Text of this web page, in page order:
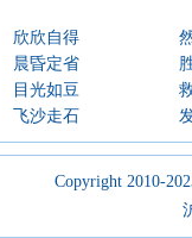
欣欣自得
晨昏定省
目光如豆
飞沙走石
Copyright 2010-